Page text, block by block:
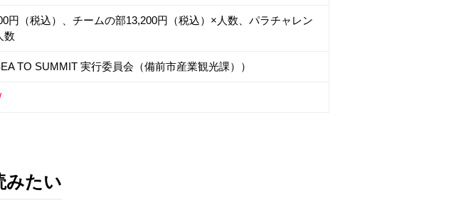
円（税込）、チームの部13,200円（税込）×人数、パラチャレン
数
TO SUMMIT 実行委員会（備前市産業観光課））
みたい